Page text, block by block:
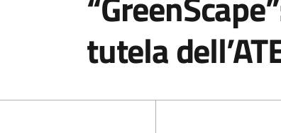
tutela